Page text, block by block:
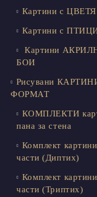
Картини с ЦВЕТЯ
Картини с
Картини
БОИ
Рисувани
ФОРМАТ
КОМПЛЕКТИ
пана за стена
Комплект
части (Диптих)
Комплект
части (Триптих)